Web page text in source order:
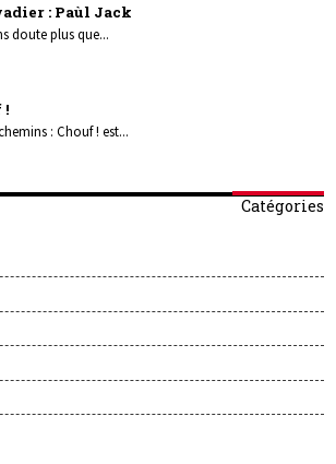
: Paùl Jack
doute plus que...
!
: Chouf ! est...
Catégories